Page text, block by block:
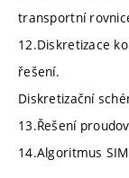
transportní
12.Diskretizace
řešení.
Diskretizační
13.Řešení
14.Algoritmus